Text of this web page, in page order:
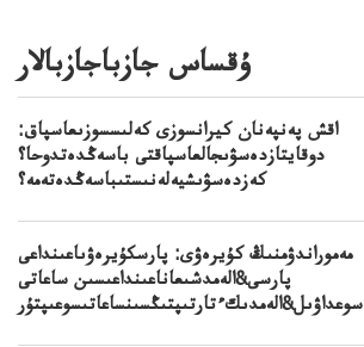
ۇقساس جازباجازبالار
اقش پەنپەنان كيرانسوزى كەلىسسوزىعاسپاق:
دوقايتازدەسۋىجالعاسپاقتى باسەڭدەتدوحا؟
كەزدەسۋىشيەلەنىستىباسەڭدەتەمە؟
مەموراندۋمنىڭ كۇيرەۋى: پارسكۇيرەۋىاعىنداعى
پارسى&الەمدشىعاناعىنداعىسىن ساعاتى
سوعداۋىل&الەمدىكءتارتىپتىڭسىنساعاتىسوعىپتۇر